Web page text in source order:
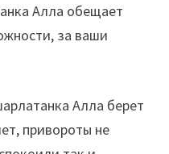
Алла обещает
за ваши
Алла берет
привороты не